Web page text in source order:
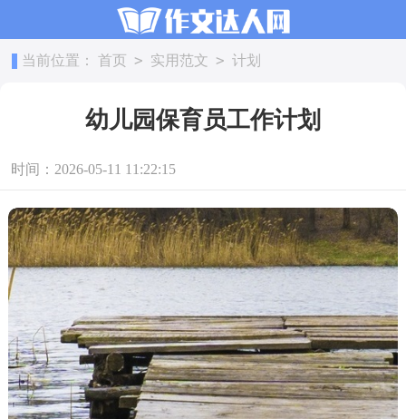
当前位置： 首页 > 实用范文 > 计划
幼儿园保育员工作计划
时间：2026-05-11 11:22:15